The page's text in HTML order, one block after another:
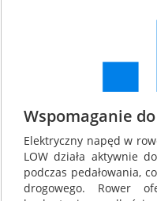
Wspomaganie
Elektryczny napęd w
LOW działa aktywnie
podczas pedałowania,
drogowego. Rower